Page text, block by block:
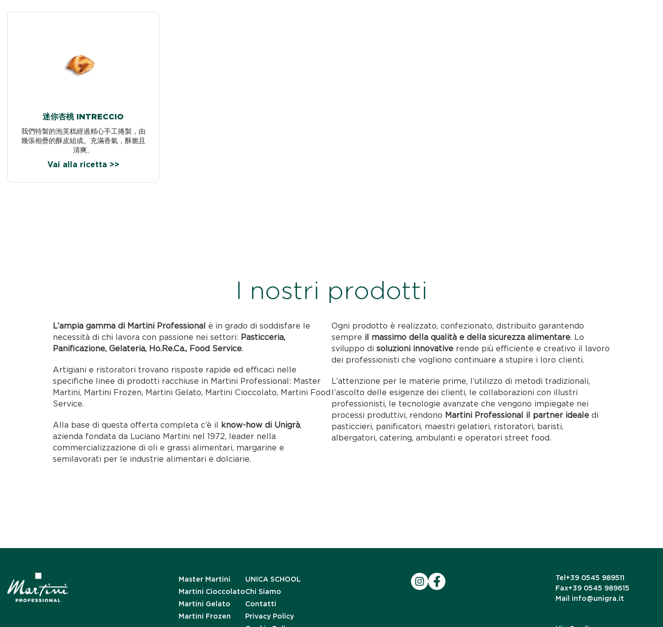
迷你杏桃 INTRECCIO
我們特製的泡芙糕經過精心手工捲製，由
幾張相疊的酥皮組成。充滿香氣，酥脆且
清爽。
Vai alla ricetta >>
I nostri prodotti
L’ampia gamma di Martini Professional è in grado di soddisfare le
necessità di chi lavora con passione nei settori: Pasticceria,
Panificazione, Gelateria, Ho.Re.Ca., Food Service.
Artigiani e ristoratori trovano risposte rapide ed efficaci nelle
specifiche linee di prodotti racchiuse in Martini Professional: Master
Martini, Martini Frozen, Martini Gelato, Martini Cioccolato, Martini Food
Service.
Alla base di questa offerta completa c’è il know-how di Unigrà,
azienda fondata da Luciano Martini nel 1972, leader nella
commercializzazione di oli e grassi alimentari, margarine e
semilavorati per le industrie alimentari e dolciarie.
Ogni prodotto è realizzato, confezionato, distribuito garantendo
sempre il massimo della qualità e della sicurezza alimentare. Lo
sviluppo di soluzioni innovative rende più efficiente e creativo il lavoro
dei professionisti che vogliono continuare a stupire i loro clienti.
L’attenzione per le materie prime, l’utilizzo di metodi tradizionali,
l’ascolto delle esigenze dei clienti, le collaborazioni con illustri
professionisti, le tecnologie avanzate che vengono impiegate nei
processi produttivi, rendono Martini Professional il partner ideale di
pasticcieri, panificatori, maestri gelatieri, ristoratori, baristi,
albergatori, catering, ambulanti e operatori street food.
Master Martini
Martini Cioccolato
Martini Gelato
Martini Frozen
UNICA SCHOOL
Chi Siamo
Contatti
Privacy Policy
Tel +39 0545 989511
Fax+39 0545 989615
Mail info@unigra.it